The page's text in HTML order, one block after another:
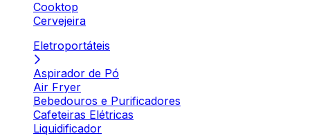
Cooktop
Cervejeira
Eletroportáteis
Aspirador de Pó
Air Fryer
Bebedouros e Purificadores
Cafeteiras Elétricas
Liquidificador